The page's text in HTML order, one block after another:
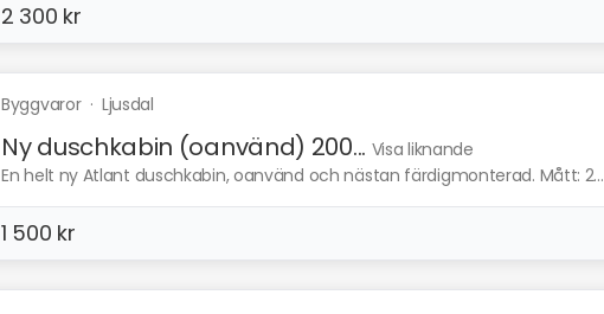
2 300 kr
Byggvaror· Ljusdal
Ny duschkabin (oanvänd) 200... Visa liknande
En helt ny Atlant duschkabin, oanvänd och nästan färdigmonterad. Mått: 2...
1 500 kr